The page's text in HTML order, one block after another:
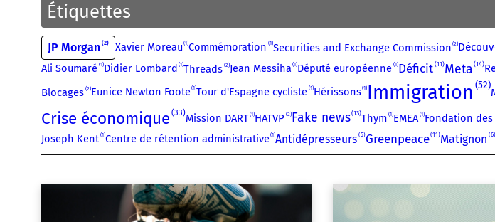
Étiquettes
JP Morgan 2 Xavier Moreau 1 Commémoration 1 Securities and Exchange Commission 2
Ali Soumaré 1 Didier Lombard 1 Threads 2 Jean Messiha 1 Député européenne 1 Déficit 11 Meta 14
Blocages 2 Eunice Newton Foote 1 Tour d'Espagne cycliste 1 Hérissons 1 Immigration 52
Crise économique 33 Mission DART 1 HATVP 2 Fake news 13 Thym 1 EMEA 1 Fondation des
Joseph Kent 1 Centre de rétention administrative 1 Antidépresseurs 5 Greenpeace 11 Matignon 6